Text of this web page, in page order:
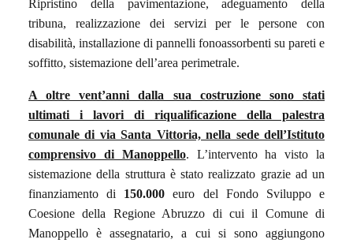
Ripristino della pavimentazione, adeguamento della
tribuna, realizzazione dei servizi per le persone con
disabilità, installazione di pannelli fonoassorbenti su pareti e
soffitto, sistemazione dell’area perimetrale.
A oltre vent’anni dalla sua costruzione sono stati
ultimati i lavori di riqualificazione della palestra
comunale di via Santa Vittoria, nella sede dell’Istituto
comprensivo di Manoppello. L’intervento ha visto la
sistemazione della struttura è stato realizzato grazie ad un
finanziamento di 150.000 euro del Fondo Sviluppo e
Coesione della Regione Abruzzo di cui il Comune di
Manoppello è assegnatario, a cui si sono aggiungono